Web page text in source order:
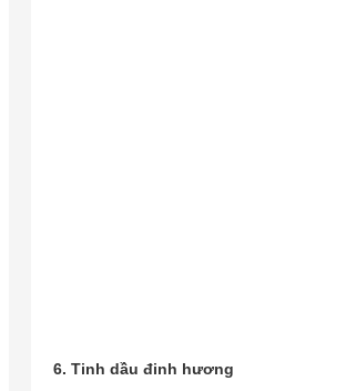
6. Tinh dầu đinh hương